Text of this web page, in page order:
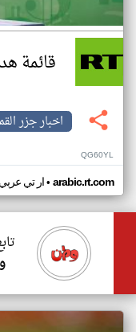
قائمة
اخبار جزر
QG60YL
ار تي عربي• arabic.rt.com